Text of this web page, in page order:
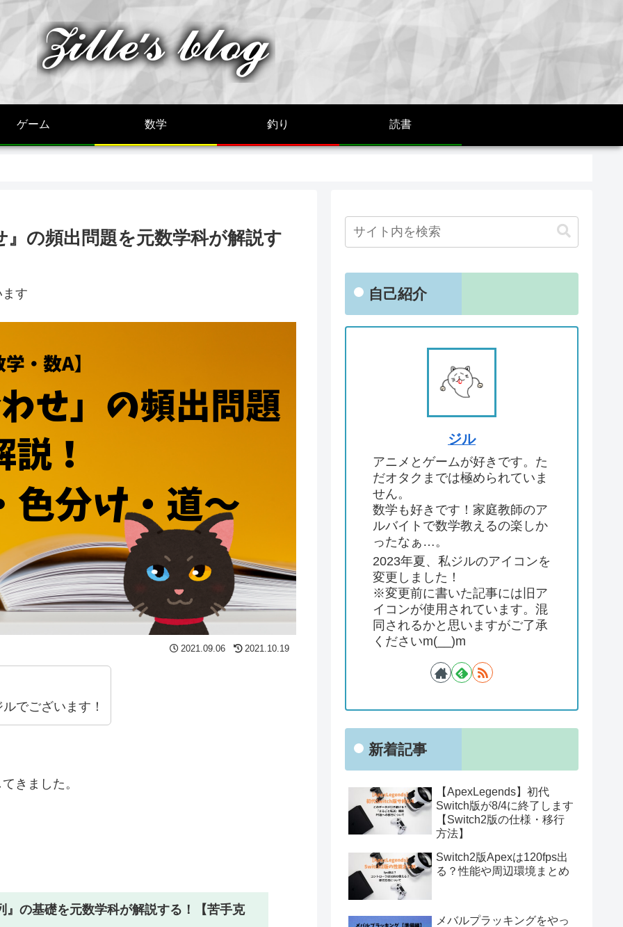
ゲーム 数学 釣り 読書
の頻出問題を元数学科が解説す
す
2021.09.06 2021.10.19
でございます！
きました。
』の基礎を元数学科が解説する！【苦手克
自己紹介
ジル
アニメとゲームが好きです。た
だオタクまでは極められていま
せん。
数学も好きです！家庭教師のア
ルバイトで数学教えるの楽しか
ったなぁ…。
2023年夏、私ジルのアイコンを
変更しました！
※変更前に書いた記事には旧ア
イコンが使用されています。混
同されるかと思いますがご了承
くださいm(__)m
新着記事
【ApexLegends】初代
Switch版が8/4に終了します
【Switch2版の仕様・移行
方法】
Switch2版Apexは120fps出
る？性能や周辺環境まとめ
メバルプラッキングをやっ